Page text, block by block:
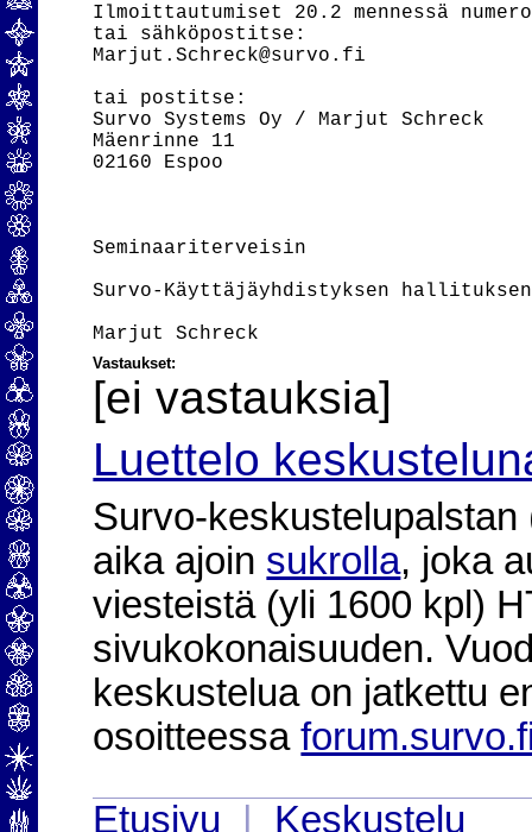
Ilmoittautumiset 20.2 mennessä
tai sähköpostitse:
Marjut.Schreck@survo.fi
tai postitse:
Survo Systems Oy / Marjut Schreck
Mäenrinne 11
02160 Espoo
Seminaariterveisin
Survo-Käyttäjäyhdistyksen
Vastaukset:
[ei vastauksia]
Luettelo
Survo-
aika ajoin sukrolla, joka
viesteistä (yli 1600 kpl)
sivukokonaisuuden.
keskustelua on jatkettu
osoitteessa
Etusivu
Keskustelu